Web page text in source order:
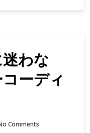
わな
ーディ
Comments